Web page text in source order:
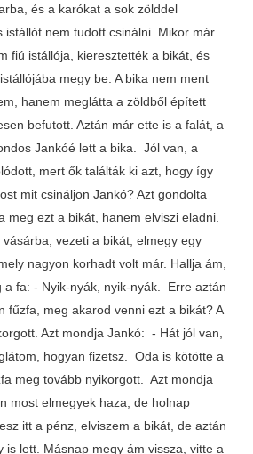
és a karókat a sok zölddel
istállót nem tudott csinálni. Mikor már
fiú istállója, kieresztették a bikát, és
megy be. A bika nem ment
hanem meglátta a zöldből épített
befutott. Aztán már ette is a falát, a
Jankóé lett a bika. Jól van, a
mert ők találták ki azt, hogy így
mit csináljon Jankó? Azt gondolta
meg ezt a bikát, hanem elviszi eladni.
vezeti a bikát, elmegy egy
nagyon korhadt volt már. Hallja ám,
a fa: - Nyik-nyák, nyik-nyák. Erre aztán
fűzfa, meg akarod venni ezt a bikát? A
Azt mondja Jankó: - Hát jól van,
hogyan fizetsz. Oda is kötötte a
meg tovább nyikorgott. Azt mondja
most elmegyek haza, de holnap
itt a pénz, elviszem a bikát, de aztán
lett. Másnap megy ám vissza, vitte a